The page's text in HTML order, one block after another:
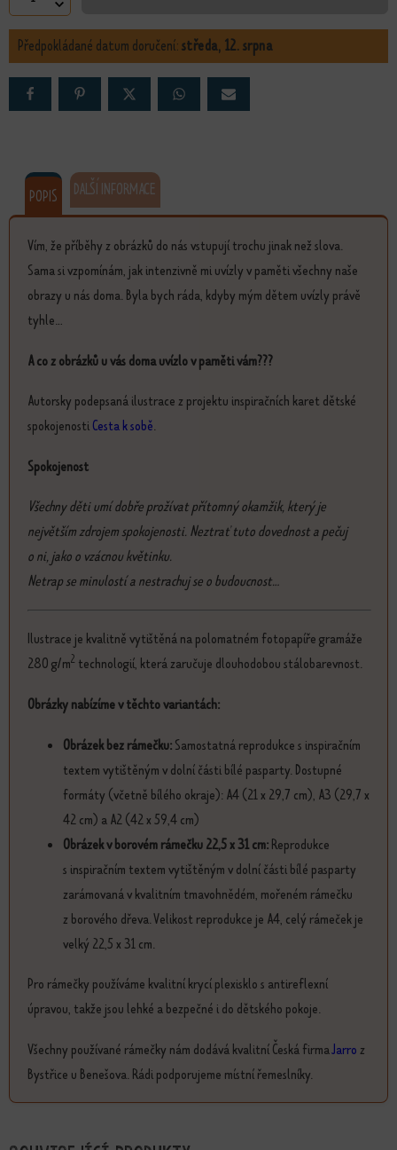
Předpokládané datum doručení:středa, 12. srpna
POPIS DALŠÍ INFORMACE
Vím, že příběhy z obrázků do nás vstupují trochu jinak než slova.
Sama si vzpomínám, jak intenzivně mi uvízly v paměti všechny naše
obrazy u nás doma. Byla bych ráda, kdyby mým dětem uvízly právě
tyhle...
A co z obrázků u vás doma uvízlo v paměti vám???
Autorsky podepsaná ilustrace z projektu inspiračních karet dětské
spokojenostiCesta k sobě.
Spokojenost
Všechny děti umí dobře prožívat přítomný okamžik, který je
největším zdrojem spokojenosti. Neztrať tuto dovednost a pečuj
o ni, jako o vzácnou květinku.
Netrap se minulostí a nestrachuj se o budoucnost...
Ilustrace je kvalitně vytištěná na polomatném fotopapíře gramáže
280 g/m2 technologií, která zaručuje dlouhodobou stálobarevnost.
Obrázky nabízíme v těchto variantách:
Obrázek bez rámečku:Samostatná reprodukce s inspiračním
textem vytištěným v dolní části bílé pasparty. Dostupné
formáty (včetně bílého okraje): A4 (21 x 29,7 cm), A3 (29,7 x
42 cm) a A2 (42 x 59,4 cm)
Obrázek v borovém rámečku 22,5 x 31 cm:Reprodukce
s inspiračním textem vytištěným v dolní části bílé pasparty
zarámovaná v kvalitním tmavohnědém, mořeném rámečku
z borového dřeva. Velikost reprodukce je A4, celý rámeček je
velký 22,5 x 31 cm.
Pro rámečky používáme kvalitní krycí plexisklo s antireflexní
úpravou, takže jsou lehké a bezpečné i do dětského pokoje.
Všechny používané rámečky nám dodává kvalitní Česká firmaJarroz
Bystřice u Benešova. Rádi podporujeme místní řemeslníky.